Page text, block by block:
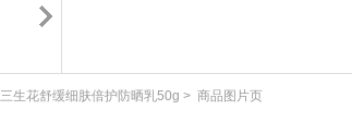
三生花舒缓细肤倍护防晒乳50g > 商品图片页